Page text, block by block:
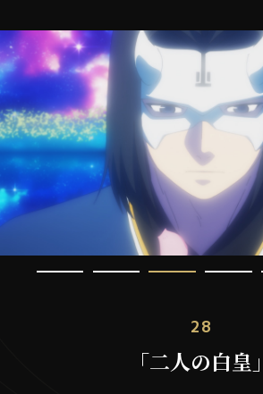
28
「二人の白皇」